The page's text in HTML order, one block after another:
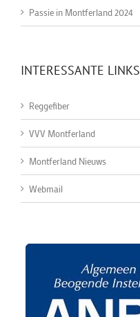
Passie in Montferland 2024
INTERESSANTE LINKS
Reggefiber
VVV Montferland
Montferland Nieuws
Webmail